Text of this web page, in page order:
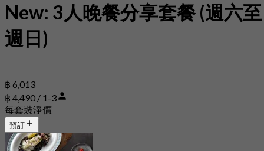
New: 3人晚餐分享套餐 (週六至
週日)
฿ 6,013
฿ 4,490 / 1-3
每套裝淨價
預訂